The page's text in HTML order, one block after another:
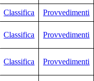
Classifica Provvedimenti
Classifica Provvedimenti
Classifica Provvedimenti